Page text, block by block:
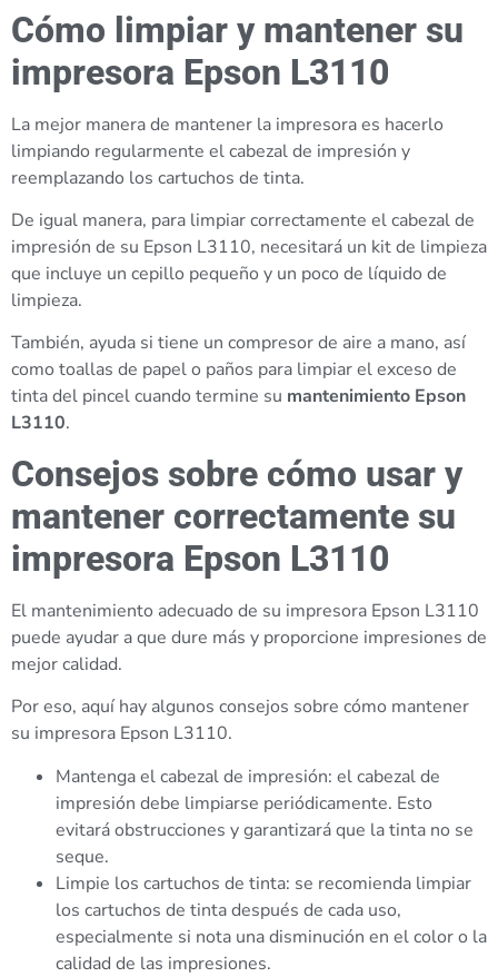
Cómo limpiar y mantener su
impresora Epson L3110
La mejor manera de mantener la impresora es hacerlo
limpiando regularmente el cabezal de impresión y
reemplazando los cartuchos de tinta.
De igual manera, para limpiar correctamente el cabezal de
impresión de su Epson L3110, necesitará un kit de limpieza
que incluye un cepillo pequeño y un poco de líquido de
limpieza.
También, ayuda si tiene un compresor de aire a mano, así
como toallas de papel o paños para limpiar el exceso de
tinta del pincel cuando termine su mantenimiento Epson
L3110.
Consejos sobre cómo usar y
mantener correctamente su
impresora Epson L3110
El mantenimiento adecuado de su impresora Epson L3110
puede ayudar a que dure más y proporcione impresiones de
mejor calidad.
Por eso, aquí hay algunos consejos sobre cómo mantener
su impresora Epson L3110.
Mantenga el cabezal de impresión: el cabezal de
impresión debe limpiarse periódicamente. Esto
evitará obstrucciones y garantizará que la tinta no se
seque.
Limpie los cartuchos de tinta: se recomienda limpiar
los cartuchos de tinta después de cada uso,
especialmente si nota una disminución en el color o la
calidad de las impresiones.